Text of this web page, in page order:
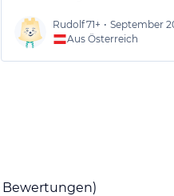
Rudolf71+ • September
Aus Österreich
Bewertungen)